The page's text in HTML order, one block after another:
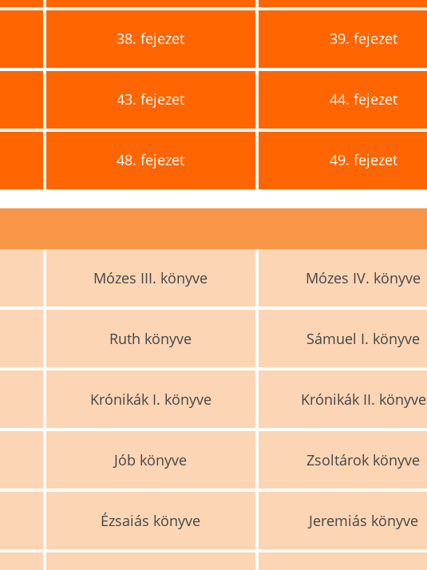
38. fejezet 39. fejezet
43. fejezet 44. fejezet
48. fejezet 49. fejezet
Mózes III. könyve Mózes IV. könyve
Ruth könyve Sámuel I. könyve
Krónikák I. könyve Krónikák II. könyve
Jób könyve Zsoltárok könyve
Ézsaiás könyve Jeremiás könyve